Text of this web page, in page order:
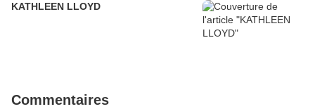
KATHLEEN LLOYD
Commentaires